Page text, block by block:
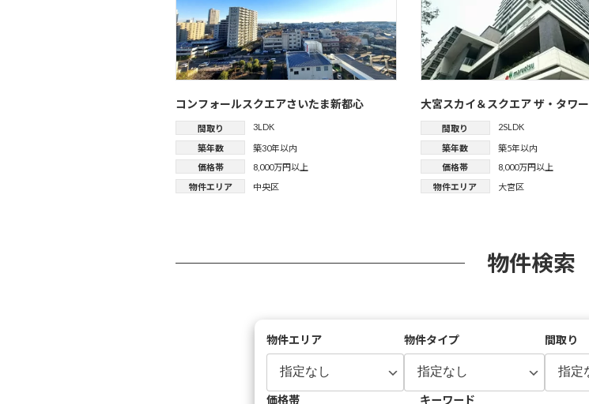
コンフォールスクエアさいたま新都心
間取り 3LDK
築年数
築30年以内
価格帯
8,000万円以上
物件エリア
中央区
大宮スカイ＆スクエア ザ・タワー
間取り 2SLDK
築年数
築5年以内
価格帯
8,000万円以上
物件エリア
大宮区
物件検索
物件エリア 物件タイプ 間取り
価格帯 キーワード